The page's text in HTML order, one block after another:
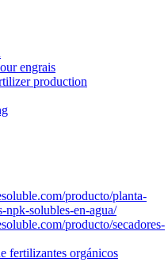
engrais
production
producto/planta-
npk-solubles-en-agua/
producto/secadores-
fertilizantes orgánicos